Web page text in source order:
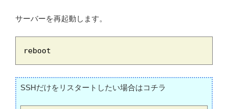
サーバーを再起動します。
reboot
SSHだけをリスタートしたい場合はコチラ